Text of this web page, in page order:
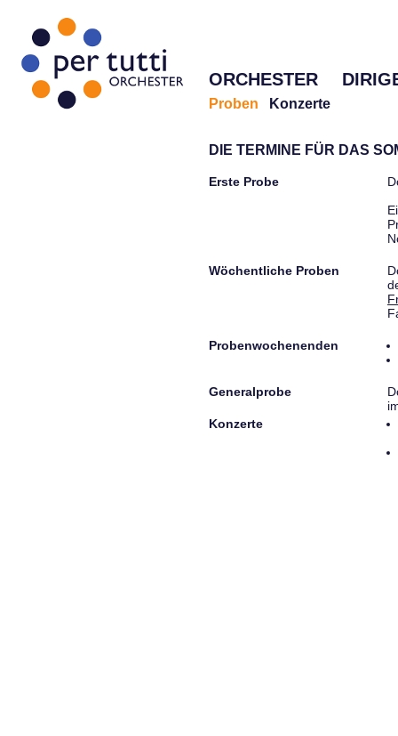
ORCHESTER
Proben Konzerte
DIE TERMINE FÜR DAS
Erste Probe
Wöchentliche Proben
Probenwochenenden
Generalprobe
Konzerte